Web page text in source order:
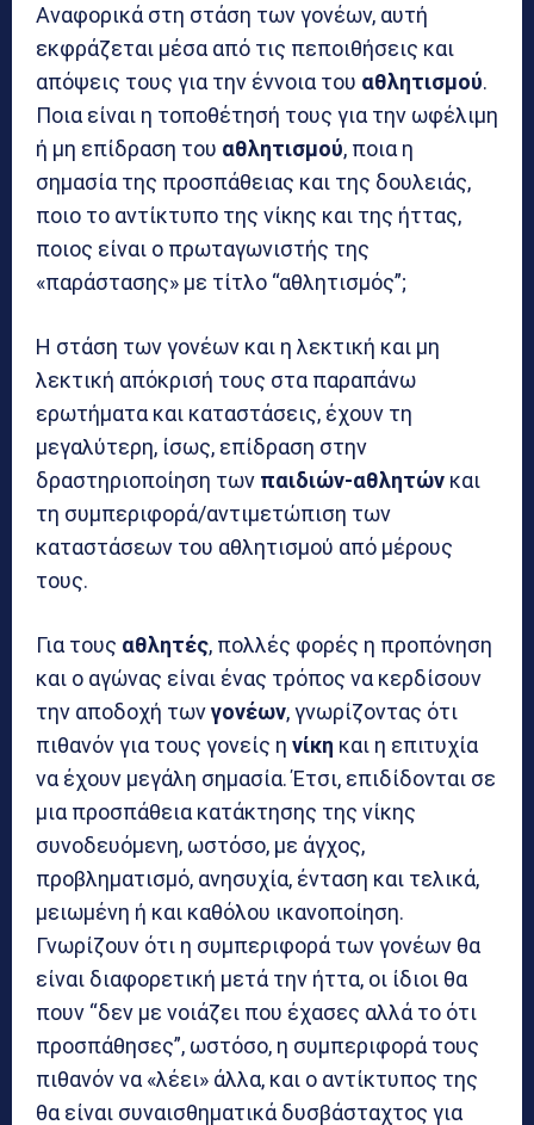
Αναφορικά στη στάση των γονέων, αυτή
εκφράζεται μέσα από τις πεποιθήσεις και
απόψεις τους για την έννοια του αθλητισμού.
Ποια είναι η τοποθέτησή τους για την ωφέλιμη
ή μη επίδραση του αθλητισμού, ποια η
σημασία της προσπάθειας και της δουλειάς,
ποιο το αντίκτυπο της νίκης και της ήττας,
ποιος είναι ο πρωταγωνιστής της
«παράστασης» με τίτλο “αθλητισμός”;
Η στάση των γονέων και η λεκτική και μη
λεκτική απόκρισή τους στα παραπάνω
ερωτήματα και καταστάσεις, έχουν τη
μεγαλύτερη, ίσως, επίδραση στην
δραστηριοποίηση των παιδιών-αθλητών και
τη συμπεριφορά/αντιμετώπιση των
καταστάσεων του αθλητισμού από μέρους
τους.
Για τους αθλητές, πολλές φορές η προπόνηση
και ο αγώνας είναι ένας τρόπος να κερδίσουν
την αποδοχή τωνγονέων, γνωρίζοντας ότι
πιθανόν για τους γονείς η νίκη και η επιτυχία
να έχουν μεγάλη σημασία. Έτσι, επιδίδονται σε
μια προσπάθεια κατάκτησης της νίκης
συνοδευόμενη, ωστόσο, με άγχος,
προβληματισμό, ανησυχία, ένταση και τελικά,
μειωμένη ή και καθόλου ικανοποίηση.
Γνωρίζουν ότι η συμπεριφορά των γονέων θα
είναι διαφορετική μετά την ήττα, οι ίδιοι θα
πουν “δεν με νοιάζει που έχασες αλλά το ότι
προσπάθησες”, ωστόσο, η συμπεριφορά τους
πιθανόν να «λέει» άλλα, και ο αντίκτυπος της
θα είναι συναισθηματικά δυσβάσταχτος για